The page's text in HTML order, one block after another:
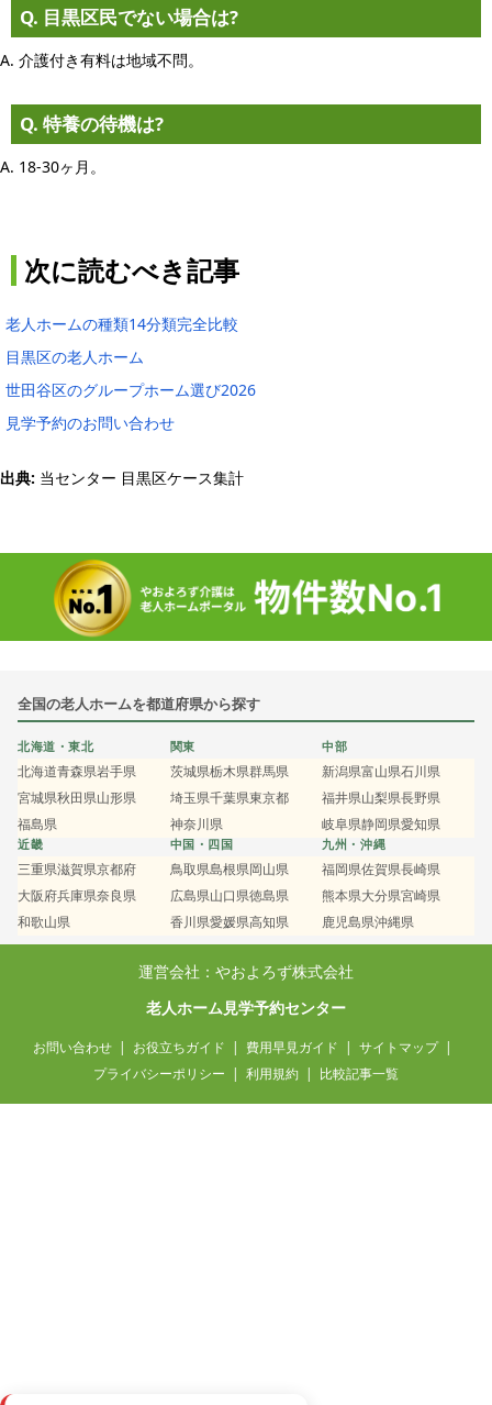
Q. 目黒区民でない場合は?
A. 介護付き有料は地域不問。
Q. 特養の待機は?
A. 18-30ヶ月。
次に読むべき記事
老人ホームの種類14分類完全比較
目黒区の老人ホーム
世田谷区のグループホーム選び2026
見学予約のお問い合わせ
出典: 当センター 目黒区ケース集計
全国の老人ホームを都道府県から探す
北海道・東北
北海道青森県岩手県
宮城県秋田県山形県
福島県
関東
茨城県栃木県群馬県
埼玉県千葉県東京都
神奈川県
中部
新潟県富山県石川県
福井県山梨県長野県
岐阜県静岡県愛知県
近畿
三重県滋賀県京都府
大阪府兵庫県奈良県
和歌山県
中国・四国
鳥取県島根県岡山県
広島県山口県徳島県
香川県愛媛県高知県
九州・沖縄
福岡県佐賀県長崎県
熊本県大分県宮崎県
鹿児島県沖縄県
運営会社：やおよろず株式会社
老人ホーム見学予約センター
お問い合わせ お役立ちガイド 費用早見ガイド
サイトマップ
プライバシーポリシー
利用規約 比較記事一覧